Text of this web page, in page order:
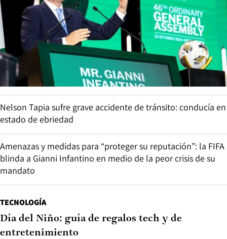
Nelson Tapia sufre grave accidente de tránsito: conducía en
estado de ebriedad
Amenazas y medidas para “proteger su reputación”: la FIFA
blinda a Gianni Infantino en medio de la peor crisis de su
mandato
TECNOLOGÍA
Día del Niño: guía de regalos tech y de
entretenimiento